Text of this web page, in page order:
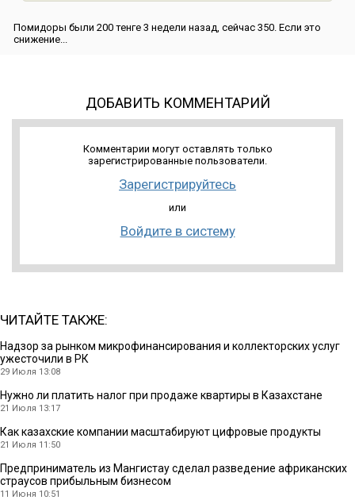
Помидоры были 200 тенге 3 недели назад, сейчас 350. Если это
снижение...
ДОБАВИТЬ КОММЕНТАРИЙ
Комментарии могут оставлять только
зарегистрированные пользователи.
Зарегистрируйтесь
или
Войдите в систему
ЧИТАЙТЕ ТАКЖЕ:
Надзор за рынком микрофинансирования и коллекторских услуг
ужесточили в РК
29 Июля 13:08
Нужно ли платить налог при продаже квартиры в Казахстане
21 Июля 13:17
Как казахские компании масштабируют цифровые продукты
21 Июля 11:50
Предприниматель из Мангистау сделал разведение африканских
страусов прибыльным бизнесом
11 Июня 10:51